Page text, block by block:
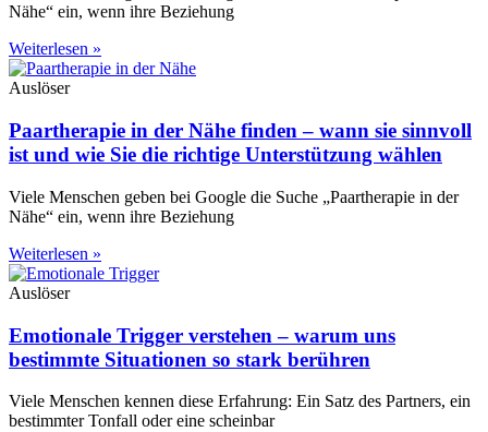
Nähe“ ein, wenn ihre Beziehung
Weiterlesen »
Auslöser
Paartherapie in der Nähe finden – wann sie sinnvoll
ist und wie Sie die richtige Unterstützung wählen
Viele Menschen geben bei Google die Suche „Paartherapie in der
Nähe“ ein, wenn ihre Beziehung
Weiterlesen »
Auslöser
Emotionale Trigger verstehen – warum uns
bestimmte Situationen so stark berühren
Viele Menschen kennen diese Erfahrung: Ein Satz des Partners, ein
bestimmter Tonfall oder eine scheinbar